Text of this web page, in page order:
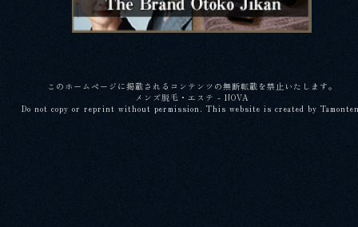
このホームページに掲載されるコンテンツの無断転載を禁止いたします。
メンズ脱毛・エステ - NOVA
Do not copy or reprint without permission. This website is created by